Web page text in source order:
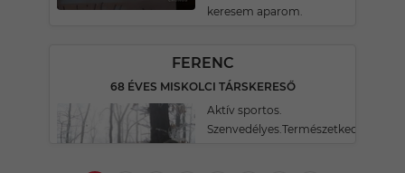
keresem aparom.
FERENC
68 ÉVES MISKOLCI TÁRSKERESŐ
Aktív sportos.
Szenvedélyes.Természetkedvelő.